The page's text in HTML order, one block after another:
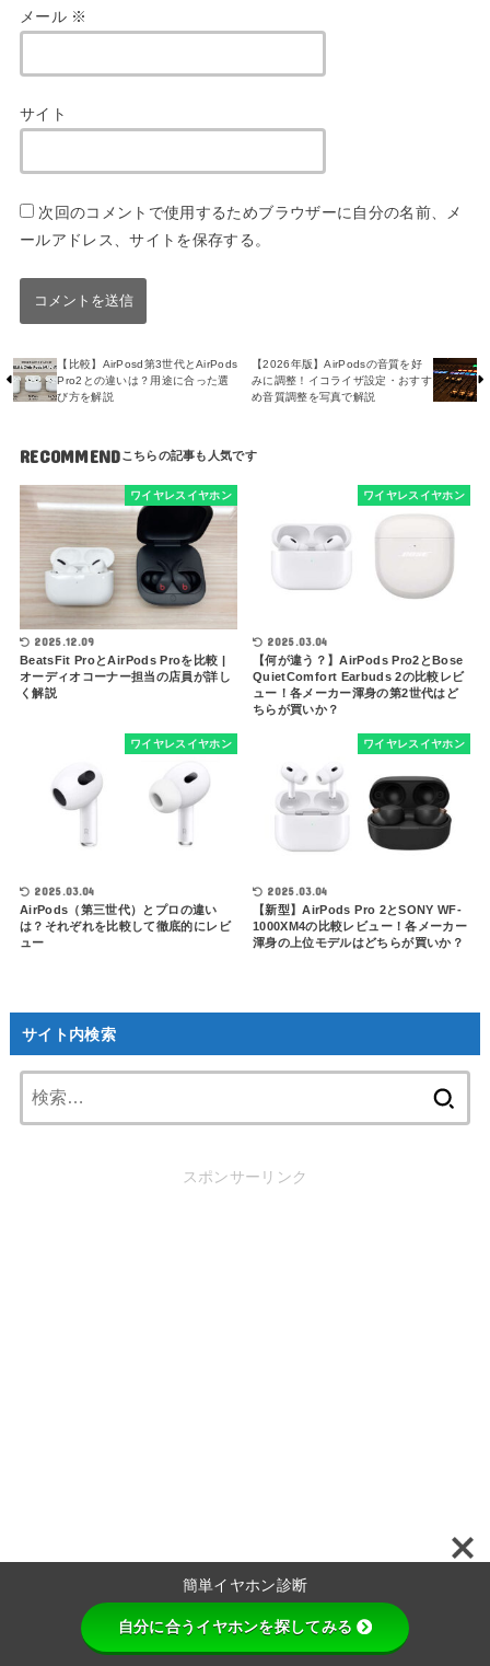
メール ※
サイト
次回のコメントで使用するためブラウザーに自分の名前、メ
ールアドレス、サイトを保存する。
【比較】AirPosd第3世代とAirPods
Pro2との違いは？用途に合った選
び方を解説
【2026年版】AirPodsの音質を好
みに調整！イコライザ設定・おすす
め音質調整を写真で解説
RECOMMEND
ワイヤレスイヤホン
2025.12.09
BeatsFit ProとAirPods Proを比較 |
オーディオコーナー担当の店員が詳し
く解説
ワイヤレスイヤホン
2025.03.04
【何が違う？】AirPods Pro2とBose
QuietComfort Earbuds 2の比較レビ
ュー！各メーカー渾身の第2世代はど
ちらが買いか？
ワイヤレスイヤホン
2025.03.04
AirPods（第三世代）とプロの違い
は？それぞれを比較して徹底的にレビ
ュー
ワイヤレスイヤホン
2025.03.04
【新型】AirPods Pro 2とSONY WF-
1000XM4の比較レビュー！各メーカー
渾身の上位モデルはどちらが買いか？
サイト内検索
スポンサーリンク
簡単イヤホン診断
自分に合うイヤホンを探してみる